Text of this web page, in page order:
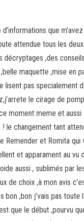
que
attendue tous les
décryptages ,des
maquette ,mise en
lisent pas specialement
le cirage de
moment meme et
le changement tant
Remender et Romita qui
et apparament au vu
aussi , sublimés par
de choix ,à mon avis
,bon j’vais pas toute
que le début ,pourvu